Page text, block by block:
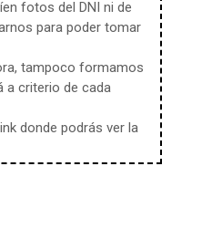
fotos del DNI ni de
para poder tomar
tampoco formamos
a criterio de cada
donde podrás ver la